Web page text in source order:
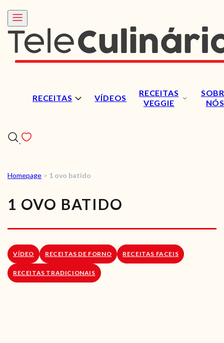
RECEITAS VÍDEOS
RECEITAS
VEGGIE
NÓS
VÍDEOS
RECEITAS VEGGIE
SOBRE NÓS
LOJA ONLINE
Homepage > 1 ovo batido
1 OVO BATIDO
VÍDEO RECEITAS DE FORNO RECEITAS FACEIS
RECEITAS TRADICIONAIS